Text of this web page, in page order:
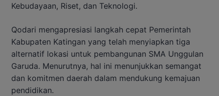
Kebudayaan, Riset, dan Teknologi.
Qodari mengapresiasi langkah cepat Pemerintah
Kabupaten Katingan yang telah menyiapkan tiga
alternatif lokasi untuk pembangunan SMA Unggulan
Garuda. Menurutnya, hal ini menunjukkan semangat
dan komitmen daerah dalam mendukung kemajuan
pendidikan.